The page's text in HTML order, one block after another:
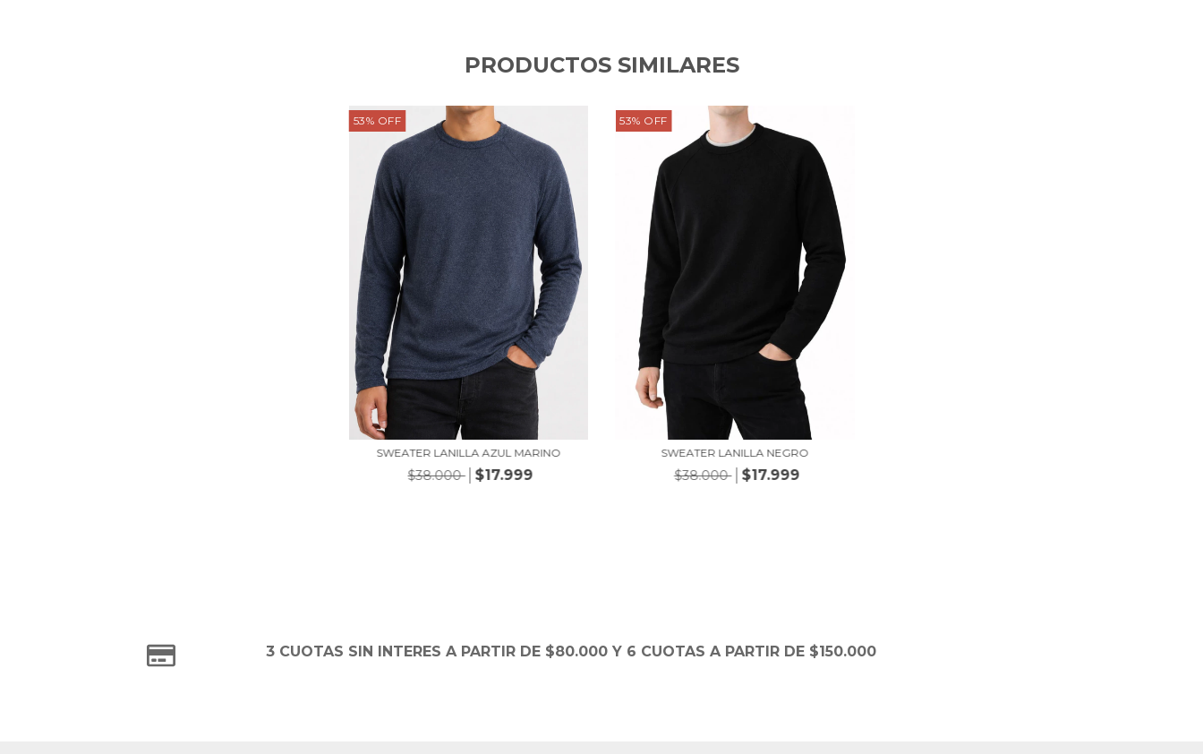
PRODUCTOS SIMILARES
53% OFF
SWEATER LANILLA AZUL MARINO
$38.000 $17.999
53% OFF
SWEATER LANILLA NEGRO
$38.000 $17.999
3 CUOTAS SIN INTERES A PARTIR DE $80.000 Y 6 CUOTAS A PARTIR DE $150.000